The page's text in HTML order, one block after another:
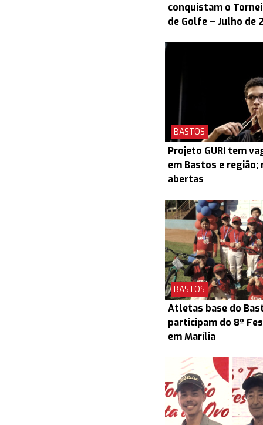
conquistam o
de Golfe – Julho de
BASTOS
Projeto GURI tem
em Bastos e
abertas
BASTOS
Atletas base do
participam do 8º
em Marília